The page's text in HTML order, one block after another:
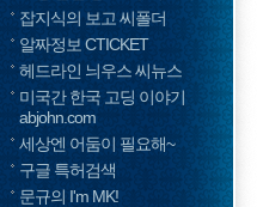
잡지식의 보고 씨폴더
알짜정보 CTICKET
헤드라인 늬우스 씨뉴스
미국간 한국 고딩 이야기
abjohn.com
세상엔 어둠이 필요해~
구글 특허검색
문규의 I'm MK!